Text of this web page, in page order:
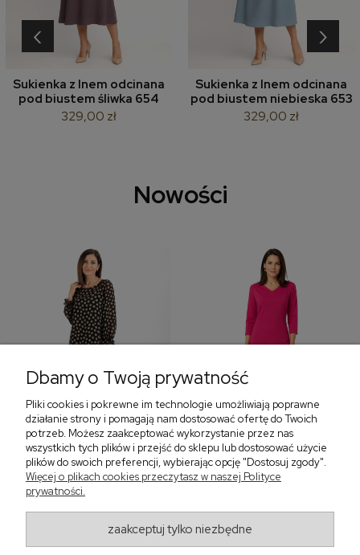
Sukienka z lnem odcinana
pod biustem śliwka 654
329,00 zł
Sukienka z lnem odcinana
pod biustem niebieska 653
329,00 zł
‹ ›
Nowości
Sukienka z falbaną i
bufiastym rękawem w
405,30 zł
Sukienka z dekoltem w
299,00 zł
‹
Dbamy o Twoją prywatność
Pliki cookies i pokrewne im technologie umożliwiają poprawne
działanie strony i pomagają nam dostosować ofertę do Twoich
potrzeb. Możesz zaakceptować wykorzystanie przez nas
wszystkich tych plików i przejść do sklepu lub dostosować użycie
plików do swoich preferencji, wybierając opcję "Dostosuj zgody".
Więcej o plikach cookies przeczytasz w naszej Polityce
prywatności.
zaakceptuj tylko niezbędne